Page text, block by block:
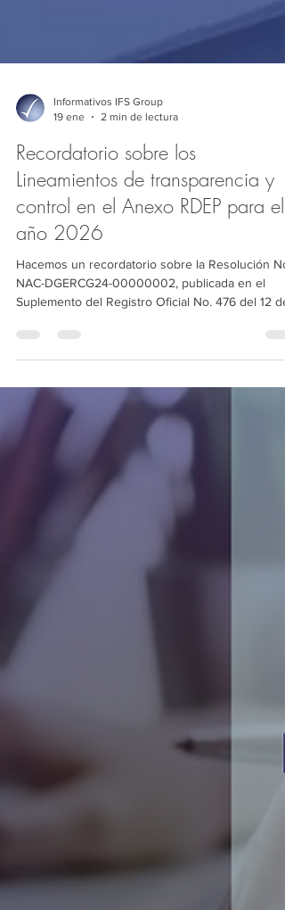
Recordatorio sobre los
Lineamientos de transparencia y
control en el Anexo RDEP para el
año 2026
Hacemos un recordatorio sobre la Resolución No.
NAC-DGERCG24-00000002, publicada en el
Rentas Internas - SRI estableció las normas para
Fuente bajo Relación de Dependencia (RDEP).
obligación debe ser cumplida por personas
naturales y sociedades dentro de los plazos
específicos y conforme a la normativa vigente.